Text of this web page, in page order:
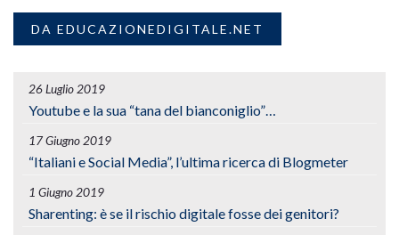
DA EDUCAZIONEDIGITALE.NET
26 Luglio 2019
Youtube e la sua “tana del bianconiglio”…
17 Giugno 2019
“Italiani e Social Media”, l’ultima ricerca di Blogmeter
1 Giugno 2019
Sharenting: è se il rischio digitale fosse dei genitori?